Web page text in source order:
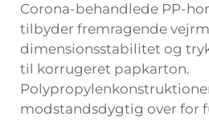
Corona-behandlede PP-
tilbyder fremragende
dimensionsstabilitet og
til korrugeret papkarton.
modstandsdygtig over for